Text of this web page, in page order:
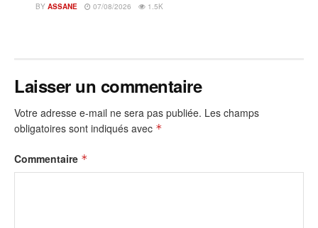
BY ASSANE 07/08/2026 1.5K
Laisser un commentaire
Votre adresse e-mail ne sera pas publiée. Les champs
obligatoires sont indiqués avec *
Commentaire *